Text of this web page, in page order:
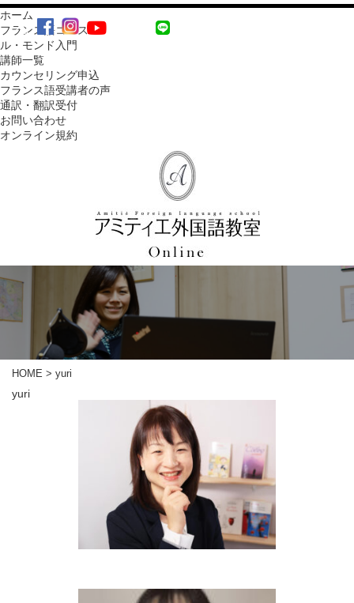
ホーム
フランス語コース
ル・モンド入門
講師一覧
カウンセリング申込
フランス語受講者の声
通訳・翻訳受付
お問い合わせ
オンライン規約
HOME > yuri
yuri